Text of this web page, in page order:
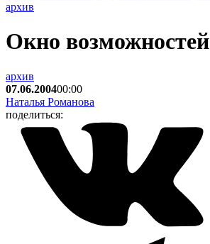
архив
Окно возможностей
архив
07.06.200400:00
Наталья Романова
поделиться: